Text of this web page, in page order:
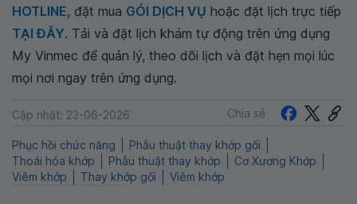
HOTLINE, đặt mua GÓI DỊCH VỤ hoặc đặt lịch trực tiếp
TẠI ĐÂY. Tải và đặt lịch khám tự động trên ứng dụng
My Vinmec để quản lý, theo dõi lịch và đặt hẹn mọi lúc
mọi nơi ngay trên ứng dụng.
Cập nhật: 23-06-2026 Chia sẻ
Phục hồi chức năng
Phẫu thuật thay khớp gối
Thoái hóa khớp
Phẫu thuật thay khớp
Cơ Xương Khớp
Viêm khớp
Thay khớp gối Viêm khớp